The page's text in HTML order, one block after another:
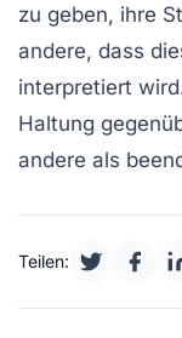
zu geben, ihre
andere, dass
interpretiert
Haltung
andere als
Teilen: